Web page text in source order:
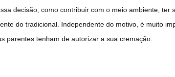
decisão, como contribuir com o meio ambiente, ter
do tradicional. Independente do motivo, é muito
parentes tenham de autorizar a sua cremação.